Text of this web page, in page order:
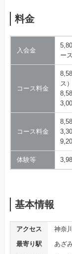
料金
入会金
ース
コース料金
ス）
コース料金
体験等
基本情報
アクセス
神奈
最寄り駅
あざ